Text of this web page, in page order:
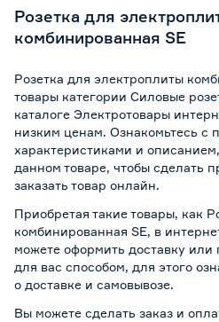
Розетка для
комбинированная SE
Розетка для электроплиты
товары категории Силовые
каталоге Электротовары
низким ценам. Ознакомьтесь с
характеристиками и
данном товаре, чтобы сделать
заказать товар онлайн.
Приобретая такие товары, как
комбинированная SE, в
можете оформить доставку или
для вас способом, для этого
о доставке и самовывозе.
Вы можете сделать заказ и